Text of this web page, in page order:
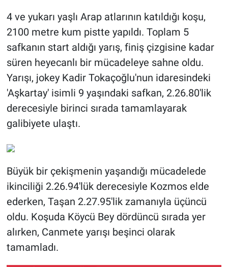
4 ve yukarı yaşlı Arap atlarının katıldığı koşu,
2100 metre kum pistte yapıldı. Toplam 5
safkanın start aldığı yarış, finiş çizgisine kadar
süren heyecanlı bir mücadeleye sahne oldu.
Yarışı, jokey Kadir Tokaçoğlu'nun idaresindeki
'Aşkartay' isimli 9 yaşındaki safkan, 2.26.80'lik
derecesiyle birinci sırada tamamlayarak
galibiyete ulaştı.
Büyük bir çekişmenin yaşandığı mücadelede
ikinciliği 2.26.94'lük derecesiyle Kozmos elde
ederken, Taşan 2.27.95'lik zamanıyla üçüncü
oldu. Koşuda Köycü Bey dördüncü sırada yer
alırken, Canmete yarışı beşinci olarak
tamamladı.